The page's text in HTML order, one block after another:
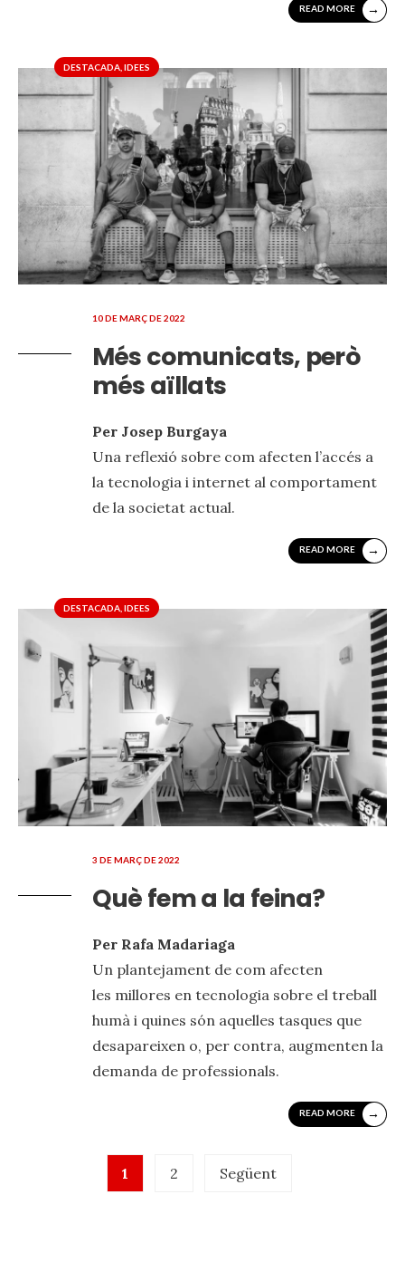
READ MORE →
DESTACADA IDEES
10 DE MARÇ DE 2022
Més comunicats, però
més aïllats
Per Josep Burgaya
Una reflexió sobre com afecten l’accés a
la tecnologia i internet al comportament
de la societat actual.
READ MORE →
DESTACADA,IDEES
3 DE MARÇ DE 2022
Què fem a la feina?
Per Rafa Madariaga
Un plantejament de com afecten
les millores en tecnologia sobre el treball
humà i quines són aquelles tasques que
desapareixen o, per contra, augmenten la
demanda de professionals.
READ MORE →
Paginació
1 2 Següent